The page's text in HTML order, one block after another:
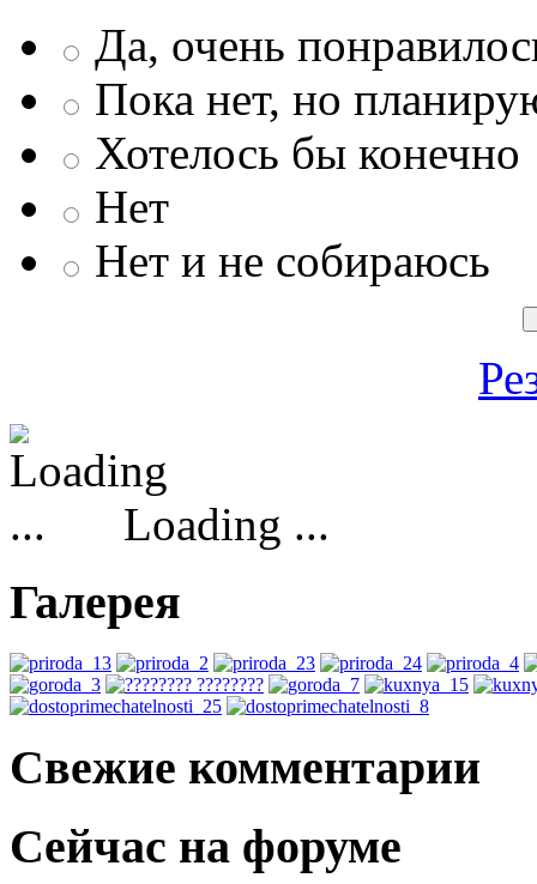
Да, очень
Пока нет, но
Хотелось бы конечно
Нет
Нет и не собираюсь
Loading ...
Галерея
Свежие комментарии
Сейчас на форуме